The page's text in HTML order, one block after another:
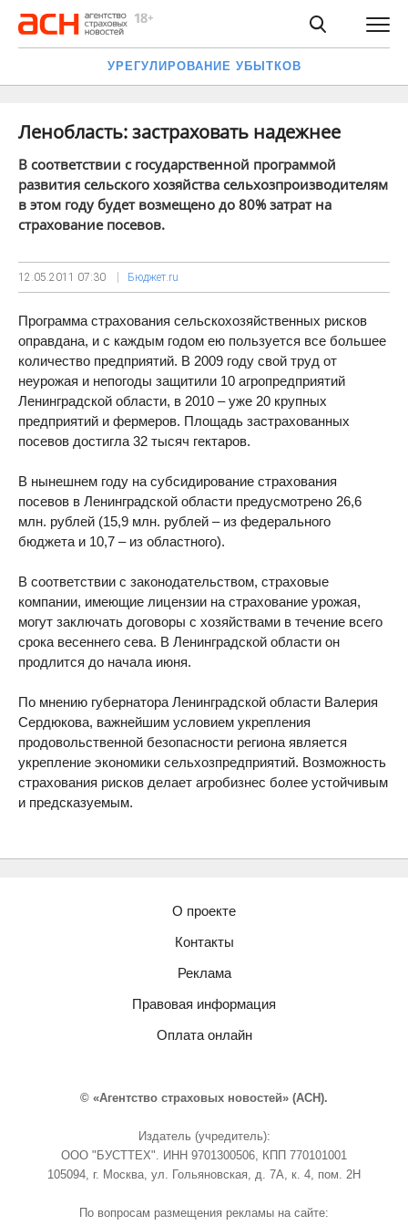
УРЕГУЛИРОВАНИЕ УБЫТКОВ
Ленобласть: застраховать надежнее
В соответствии с государственной программой
развития сельского хозяйства сельхозпроизводителям
в этом году будет возмещено до 80% затрат на
страхование посевов.
12.05.2011 07:30 Бюджет.ru
Программа страхования сельскохозяйственных рисков
оправдана, и с каждым годом ею пользуется все большее
количество предприятий. В 2009 году свой труд от
неурожая и непогоды защитили 10 агропредприятий
Ленинградской области, в 2010 – уже 20 крупных
предприятий и фермеров. Площадь застрахованных
посевов достигла 32 тысяч гектаров.
В нынешнем году на субсидирование страхования
посевов в Ленинградской области предусмотрено 26,6
млн. рублей (15,9 млн. рублей – из федерального
бюджета и 10,7 – из областного).
В соответствии с законодательством, страховые
компании, имеющие лицензии на страхование урожая,
могут заключать договоры с хозяйствами в течение всего
срока весеннего сева. В Ленинградской области он
продлится до начала июня.
По мнению губернатора Ленинградской области Валерия
Сердюкова, важнейшим условием укрепления
продовольственной безопасности региона является
укрепление экономики сельхозпредприятий. Возможность
страхования рисков делает агробизнес более устойчивым
и предсказуемым.
О проекте
Контакты
Реклама
Правовая информация
Оплата онлайн
© «Агентство страховых новостей» (АСН).
Издатель (учредитель):
ООО "БУСТТЕХ". ИНН 9701300506, КПП 770101001
105094, г. Москва, ул. Гольяновская, д. 7А, к. 4, пом. 2Н
По вопросам размещения рекламы на сайте: